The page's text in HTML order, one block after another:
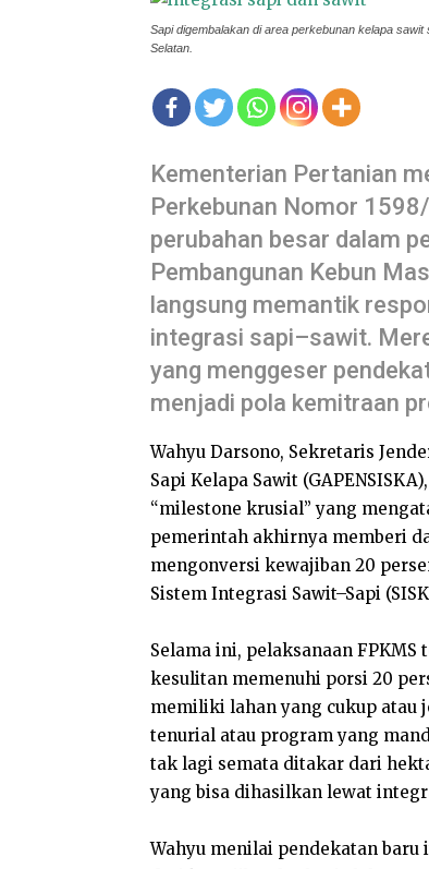
Sapi digembalakan di area perkebunan kelapa
Selatan.
Kementerian Pertanian
Perkebunan Nomor
perubahan besar dalam
Pembangunan Kebun
langsung memantik
integrasi sapi–sawit.
yang menggeser
menjadi pola kemitraan
Wahyu Darsono, Sekretaris
Sapi Kelapa Sawit
“milestone krusial” yang
pemerintah akhirnya memberi
mengonversi kewajiban 20
Sistem Integrasi Sawit–Sapi
Selama ini, pelaksanaan
kesulitan memenuhi porsi 20
memiliki lahan yang cukup atau
tenurial atau program yang
tak lagi semata ditakar dari
yang bisa dihasilkan lewat
Wahyu menilai pendekatan baru